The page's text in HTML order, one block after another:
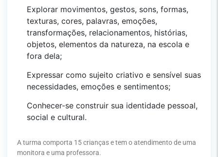
Explorar movimentos, gestos, sons, formas,
texturas, cores, palavras, emoções,
transformações, relacionamentos, histórias,
objetos, elementos da natureza, na escola e
fora dela;
Expressar como sujeito criativo e sensível suas
necessidades, emoções e sentimentos;
Conhecer-se construir sua identidade pessoal,
social e cultural.
A turma comporta 15 crianças e tem o atendimento de uma
monitora e uma professora.